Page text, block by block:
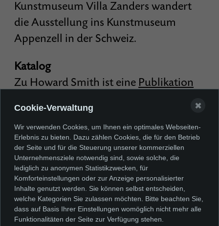
Kunstmuseum Villa Zanders wandert
die Ausstellung ins Kunstmuseum
Appenzell in der Schweiz.
Katalog
Zu Howard Smith ist eine Publikation
Abbildungen aus der Ausstellung und
Textbeiträgen von Reinhard Ermen,
Barbara MacAdam, Petra Oelschlägel
und Roland Scotti. Preis je Band 17,00
€. Preis Band I und II zusammen 30,00
€.
Cookie-Verwaltung
Wir verwenden Cookies, um Ihnen ein optimales Webseiten-
Erlebnis zu bieten. Dazu zählen Cookies, die für den Betrieb
der Seite und für die Steuerung unserer kommerziellen
Unternehmensziele notwendig sind, sowie solche, die
lediglich zu anonymen Statistikzwecken, für
Komforteinstellungen oder zur Anzeige personalisierter
Inhalte genutzt werden. Sie können selbst entscheiden,
welche Kategorien Sie zulassen möchten. Bitte beachten Sie,
dass auf Basis Ihrer Einstellungen womöglich nicht mehr alle
Funktionalitäten der Seite zur Verfügung stehen.
✖